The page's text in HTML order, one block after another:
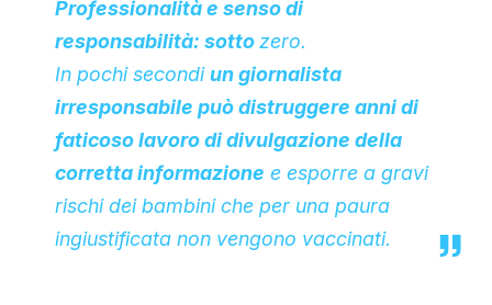
Professionalità e senso di
responsabilità: sottozero.
In pochi secondiun giornalista
irresponsabile può distruggere anni di
faticoso lavoro di divulgazione della
corretta informazione e esporre a gravi
rischi dei bambini che per una paura
ingiustificata non vengono vaccinati.